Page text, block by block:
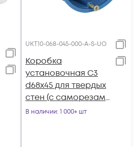
UKT10-068-045-000-A-S-UO
Коробка
установочная С3
d68x45 для твердых
стен (с саморезами
и стык. узлами) IEK
В наличии: 1 000+ шт